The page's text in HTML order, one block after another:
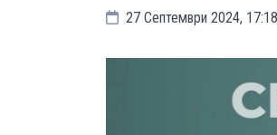
27 Септември 2024, 17:18